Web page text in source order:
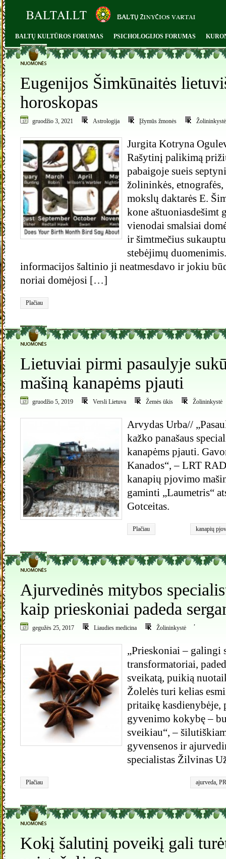
BALTŲ KULTŪROS FORUMAS PSICHOLOGIJOS FORUMAS
0
Eugenijos Šimkūnaitės
horoskopas
gruodžio 3, 2021 Astrologija Įžymūs žmonės Žolininkystė
Jurgita Kotryna
Rašytinį palikimą
pabaigoje sueis
žolininkės,
mokslų daktarės E.
kone aštuoniasdešimt
vienodai smalsiai
ir šimtmečius
stebėjimų
informacijos šaltinio ji neatmesdavo ir jokiu
noriai domėjosi […]
Plačiau
0
Lietuviai pirmi pasaulyje
mašiną kanapėms pjauti
gruodžio 5, 2019 Versli Lietuva Žemės ūkis Žolininkystė
Arvydas Urba//
kažko panašaus
kanapėms pjauti.
Kanados“, – LRT
kanapių pjovimo
gaminti „Laumetris“
Gotceitas.
Plačiau
kanapių
0
Ajurvedinės mitybos
kaip prieskoniai padeda
gegužės 25, 2017 Liaudies medicina
,
Žolininkystė
„Prieskoniai – galingi
transformatoriai,
sveikatą, puikią
Žolelės turi kelias
pritaikę kasdienybėje,
gyvenimo kokybę –
sveikiau“, –
gyvensenos ir
specialistas Žilvinas
Plačiau ajurveda,
0
Kokį šalutinį poveikį gali